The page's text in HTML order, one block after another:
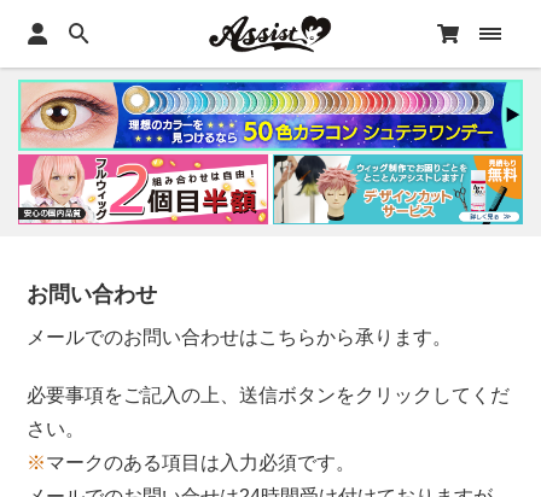
お問い合わせ
メールでのお問い合わせはこちらから承ります。
必要事項をご記入の上、送信ボタンをクリックしてくだ
さい。
※マークのある項目は入力必須です。